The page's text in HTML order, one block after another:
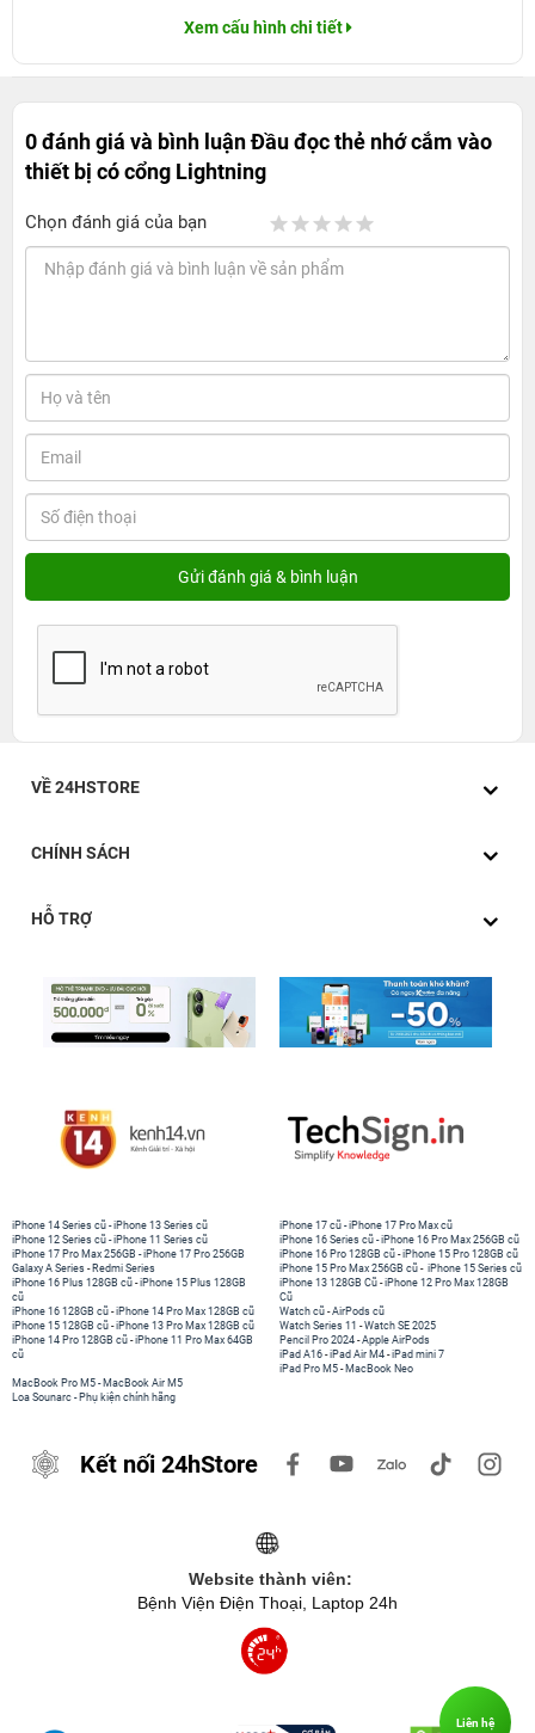
Xem cấu hình chi tiết
0 đánh giá và bình luậnĐầu đọc thẻ nhớ cắm vào
thiết bị có cổng Lightning
Chọn đánh giá của bạn
VỀ 24HSTORE
CHÍNH SÁCH
HỖ TRỢ
iPhone 14 Series cũ -iPhone 13 Series cũ
iPhone 12 Series cũ -iPhone 11 Series cũ
iPhone 17 Pro Max 256GB -iPhone 17 Pro 256GB
Galaxy A Series - Redmi Series
iPhone 17 cũ -iPhone 17 Pro Max cũ
iPhone 16 Series cũ - iPhone 16 Pro Max 256GB cũ
iPhone 16 Pro 128GB cũ -iPhone 15 Pro 128GB cũ
iPhone 15 Pro Max 256GB cũ - iPhone 15 Series cũ
iPhone 16 Plus 128GB cũ -iPhone 15 Plus 128GB
cũ
iPhone 16 128GB cũ -iPhone 14 Pro Max 128GB cũ
iPhone 15 128GB cũ -iPhone 13 Pro Max 128GB cũ
iPhone 14 Pro 128GB cũ -iPhone 11 Pro Max 64GB
cũ
iPhone 13 128GB Cũ -iPhone 12 Pro Max 128GB
Cũ
Watch cũ -AirPods cũ
Watch Series 11 -Watch SE 2025
Pencil Pro 2024 -Apple AirPods
iPad A16 -iPad Air M4 -iPad mini 7
iPad Pro M5 - MacBook Neo
MacBook Pro M5 - MacBook Air M5
Loa Sounarc - Phụ kiện chính hãng
Kết nối 24hStore
Website thành viên:
Bệnh Viện Điện Thoại, Laptop 24h
Liên hệ